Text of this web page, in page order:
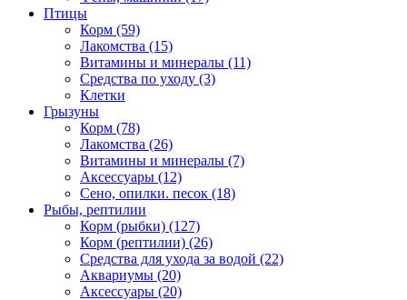
Птицы
Корм (59)
Лакомства (15)
Витамины и минералы (11)
Средства по уходу (3)
Клетки
Грызуны
Корм (78)
Лакомства (26)
Витамины и минералы (7)
Аксессуары (12)
Сено, опилки. песок (18)
Рыбы, рептилии
Корм (рыбки) (127)
Корм (рептилии) (26)
Средства для ухода за водой (22)
Аквариумы (20)
Аксессуары (20)